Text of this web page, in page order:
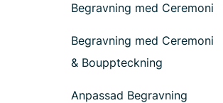
Begravning med Ceremoni
Begravning med Ceremoni
& Bouppteckning
Anpassad Begravning